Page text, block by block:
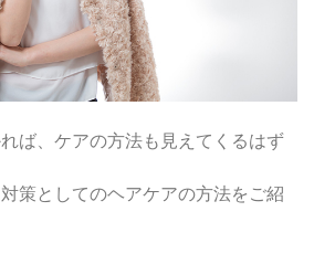
ば、ケアの方法も見えてくるはず
策としてのヘアケアの方法をご紹